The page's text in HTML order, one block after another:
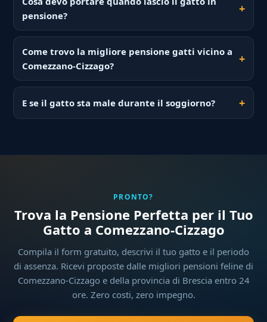
pensione?
Come trovo la migliore pensione gatti vicino a
Comezzano-Cizzago?
E se il gatto sta male durante il soggiorno?
PRONTO?
Trova la Pensione Perfetta per il Tuo
Gatto a Comezzano-Cizzago
Compila il form gratuito, descrivi il tuo gatto e il periodo
di assenza. Ricevi proposte dalle migliori pensioni feline di
Comezzano-Cizzago e della provincia di Brescia entro 24
ore. Zero costi, zero impegno.